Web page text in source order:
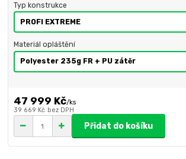
Typ konstrukce
Materiál opláštění
47 999 Kč/ks
39 669 Kč bez DPH
Přidat do košíku